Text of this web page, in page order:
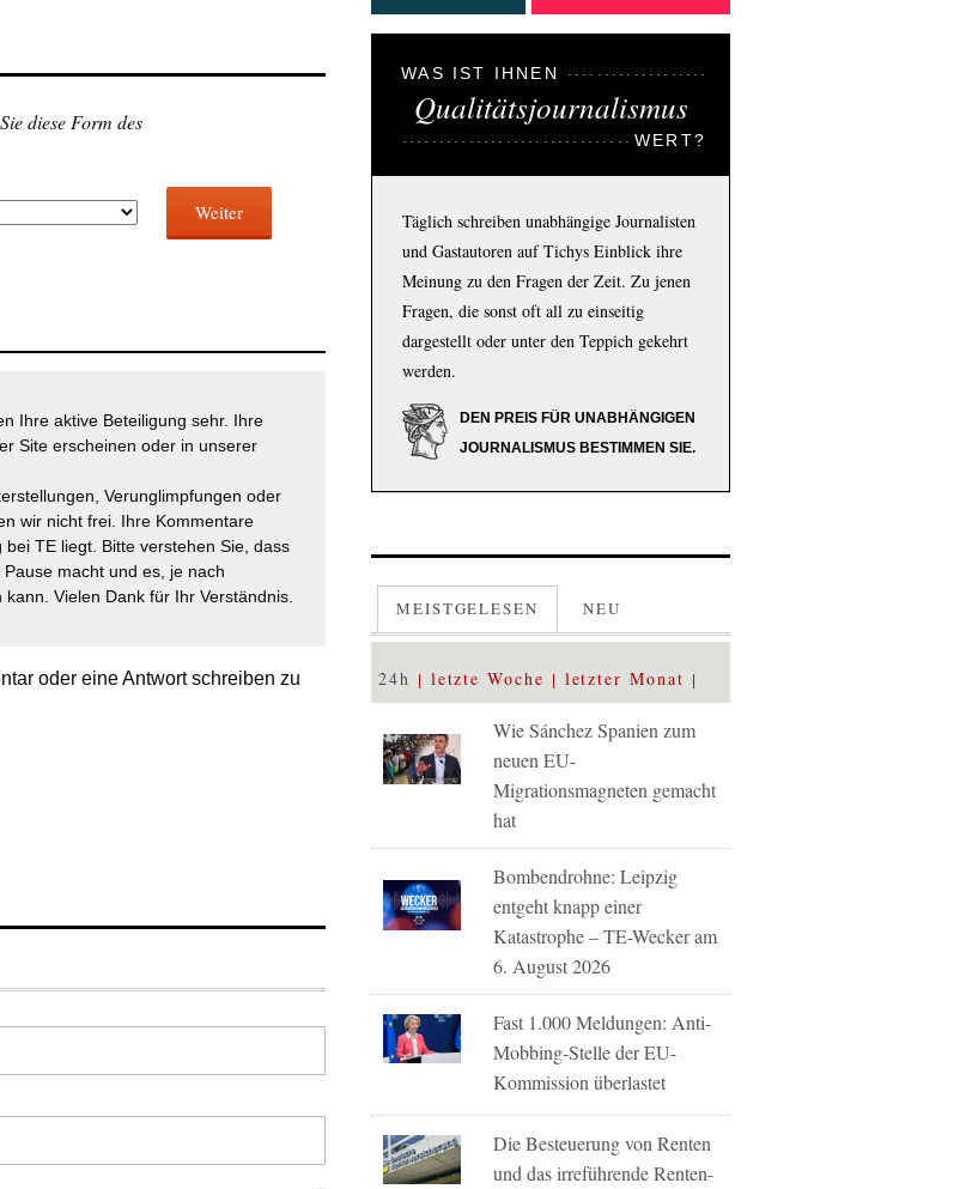
diese Form des
Weiter
Ihre aktive Beteiligung sehr. Ihre
Site erscheinen oder in unserer
Verunglimpfungen oder
wir nicht frei. Ihre Kommentare
TE liegt. Bitte verstehen Sie, dass
macht und es, je nach
Vielen Dank für Ihr Verständnis.
oder eine Antwort schreiben zu
WAS IST IHNEN
Qualitätsjournalismus
WERT?
Täglich schreiben unabhängige Journalisten
und Gastautoren auf Tichys Einblick ihre
Meinung zu den Fragen der Zeit. Zu jenen
Fragen, die sonst oft all zu einseitig
dargestellt oder unter den Teppich gekehrt
werden.
DEN PREIS FÜR UNABHÄNGIGEN
JOURNALISMUS BESTIMMEN SIE.
MEISTGELESEN NEU
24h letzte Woche letzter Monat
Wie Sánchez Spanien zum
neuen EU-
Migrationsmagneten gemacht
hat
Bombendrohne: Leipzig
entgeht knapp einer
Katastrophe – TE-Wecker am
6. August 2026
Fast 1.000 Meldungen: Anti-
Mobbing-Stelle der EU-
Kommission überlastet
Die Besteuerung von Renten
und das irreführende Renten-